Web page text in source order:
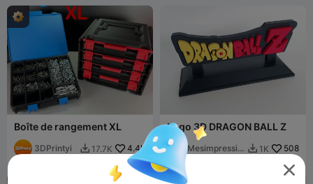
Boîte de rangement XL
3DPrintyi  17.7K 4.4K
Logo 3D DRAGON BALL Z
Mesimpressio
 1K 508
